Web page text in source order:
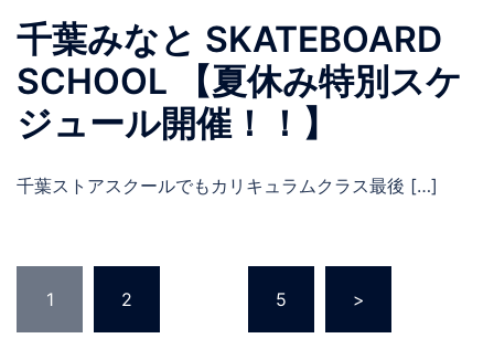
千葉みなと SKATEBOARD
SCHOOL 【夏休み特別スケ
ジュール開催！！】
千葉ストアスクールでもカリキュラムクラス最後 […]
の
1 2 5 >